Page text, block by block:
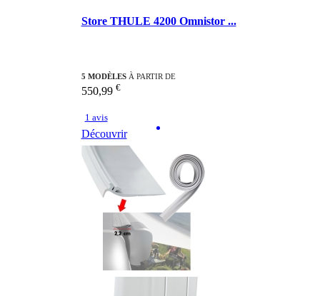
Store THULE 4200 Omnistor ...
5 MODÈLESÀ PARTIR DE
550,99 €
1 avis
Découvrir